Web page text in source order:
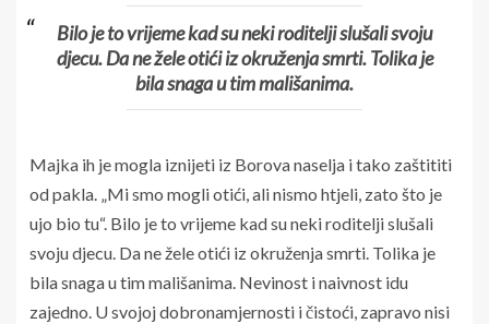
Bilo je to vrijeme kad su neki roditelji slušali svoju
djecu. Da ne žele otići iz okruženja smrti. Tolika je
bila snaga u tim mališanima.
Majka ih je mogla iznijeti iz Borova naselja i tako zaštititi
od pakla. „Mi smo mogli otići, ali nismo htjeli, zato što je
ujo bio tu“. Bilo je to vrijeme kad su neki roditelji slušali
svoju djecu. Da ne žele otići iz okruženja smrti. Tolika je
bila snaga u tim mališanima. Nevinost i naivnost idu
zajedno. U svojoj dobronamjernosti i čistoći, zapravo nisi